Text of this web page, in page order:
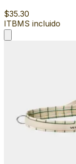
$35.30
ITBMS incluido